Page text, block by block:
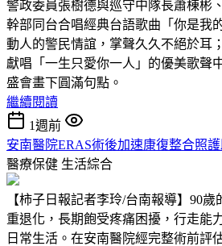
警政委員張樹德與巡守中隊長蕭棟彬
幹部同台合唱經典台語歌曲「你是我
動人的警民情誼，掌聲久久不絕於耳
獻唱「一生只愛你一人」的優美歌聲
盛會畫下圓滿句點。
繼續閱讀
1週前
安南醫院ERAS術後加速康復整合照
醫療保健 生活綜合
【柿子日報記者李玲/台南報導】90
重退化，長期飽受疼痛困擾，行走能
日常生活。在安南醫院經完整術前評